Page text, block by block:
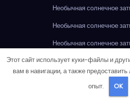
Необычная солнечное
Необычная солнечное
Необычная солнечное
Необычная солнечное
Необычная солнечное
Необычная солнечное
Этот сайт использует куки-файлы и
вам в навигации, а также
опыт.
OK